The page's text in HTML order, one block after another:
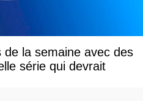
la semaine avec des
série qui devrait